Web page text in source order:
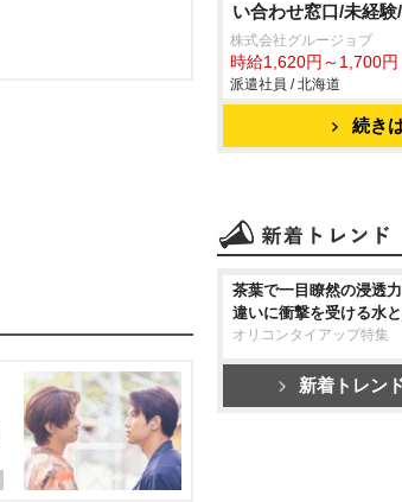
い合わせ窓口/未経
株式会社グルージョブ
時給1,620円～1,700円
派遣社員 / 北海道
続き
茶葉で一目瞭然の浸透
違いに衝撃を受ける水
オリコンタイアップ特集
新着トレン